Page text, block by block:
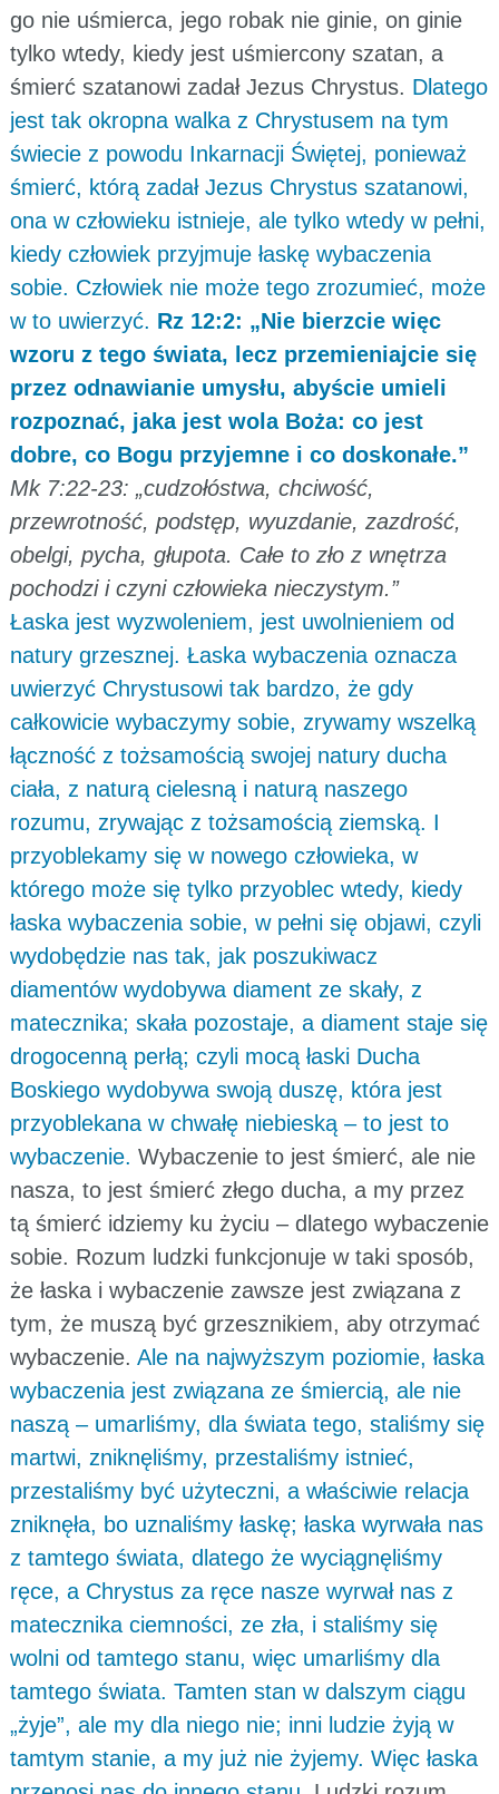
go nie uśmierca, jego robak nie ginie, on ginie
tylko wtedy, kiedy jest uśmiercony szatan, a
śmierć szatanowi zadał Jezus Chrystus. Dlatego
jest tak okropna walka z Chrystusem na tym
świecie z powodu Inkarnacji Świętej, ponieważ
śmierć, którą zadał Jezus Chrystus szatanowi,
ona w człowieku istnieje, ale tylko wtedy w pełni,
kiedy człowiek przyjmuje łaskę wybaczenia
sobie. Człowiek nie może tego zrozumieć, może
w to uwierzyć. Rz 12:2: „Nie bierzcie więc
wzoru z tego świata, lecz przemieniajcie się
przez odnawianie umysłu, abyście umieli
rozpoznać, jaka jest wola Boża: co jest
dobre, co Bogu przyjemne i co doskonałe.”
Mk 7:22-23: „cudzołóstwa, chciwość,
przewrotność, podstęp, wyuzdanie, zazdrość,
obelgi, pycha, głupota. Całe to zło z wnętrza
pochodzi i czyni człowieka nieczystym.”
Łaska jest wyzwoleniem, jest uwolnieniem od
natury grzesznej. Łaska wybaczenia oznacza
uwierzyć Chrystusowi tak bardzo, że gdy
całkowicie wybaczymy sobie, zrywamy wszelką
łączność z tożsamością swojej natury ducha
ciała, z naturą cielesną i naturą naszego
rozumu, zrywając z tożsamością ziemską. I
przyoblekamy się w nowego człowieka, w
którego może się tylko przyoblec wtedy, kiedy
łaska wybaczenia sobie, w pełni się objawi, czyli
wydobędzie nas tak, jak poszukiwacz
diamentów wydobywa diament ze skały, z
matecznika; skała pozostaje, a diament staje się
drogocenną perłą; czyli mocą łaski Ducha
Boskiego wydobywa swoją duszę, która jest
przyoblekana w chwałę niebieską – to jest to
wybaczenie. Wybaczenie to jest śmierć, ale nie
nasza, to jest śmierć złego ducha, a my przez
tą śmierć idziemy ku życiu – dlatego wybaczenie
sobie. Rozum ludzki funkcjonuje w taki sposób,
że łaska i wybaczenie zawsze jest związana z
tym, że muszą być grzesznikiem, aby otrzymać
wybaczenie. Ale na najwyższym poziomie, łaska
wybaczenia jest związana ze śmiercią, ale nie
naszą – umarliśmy, dla świata tego, staliśmy się
martwi, zniknęliśmy, przestaliśmy istnieć,
przestaliśmy być użyteczni, a właściwie relacja
zniknęła, bo uznaliśmy łaskę; łaska wyrwała nas
z tamtego świata, dlatego że wyciągnęliśmy
ręce, a Chrystus za ręce nasze wyrwał nas z
matecznika ciemności, ze zła, i staliśmy się
wolni od tamtego stanu, więc umarliśmy dla
tamtego świata. Tamten stan w dalszym ciągu
„żyje”, ale my dla niego nie; inni ludzie żyją w
tamtym stanie, a my już nie żyjemy. Więc łaska